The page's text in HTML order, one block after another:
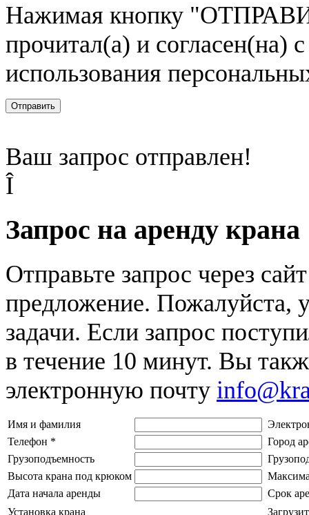
Нажимая кнопку
прочитал(а) и согласен(на)
использования
Отправить
Ваш запрос отправлен!
Î
Запрос на аренду крана
Отправьте запрос через
предложение. Пожалуйста,
задачи. Если запрос
в течение 10 минут. Вы
электронную почту
Имя и фамилия
Телефон *
Город
Грузоподъемность
Высота крана под крюком
Дата начала аренды
Срок
Установка крана